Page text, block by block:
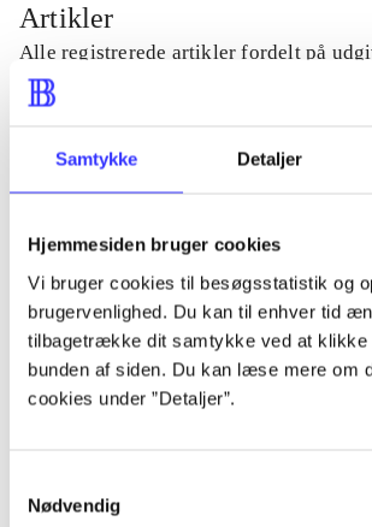
Samtykke Detaljer
Hjemmesiden bruger cookies
Vi bruger cookies til besøgsstatistik og
brugervenlighed. Du kan til enhver tid
tilbagetrække dit samtykke ved at klikke
bunden af siden. Du kan læse mere om
cookies under ”Detaljer”.
Nødvendig
Artikler
Alle registrerede artikler fordelt på
...
...
...